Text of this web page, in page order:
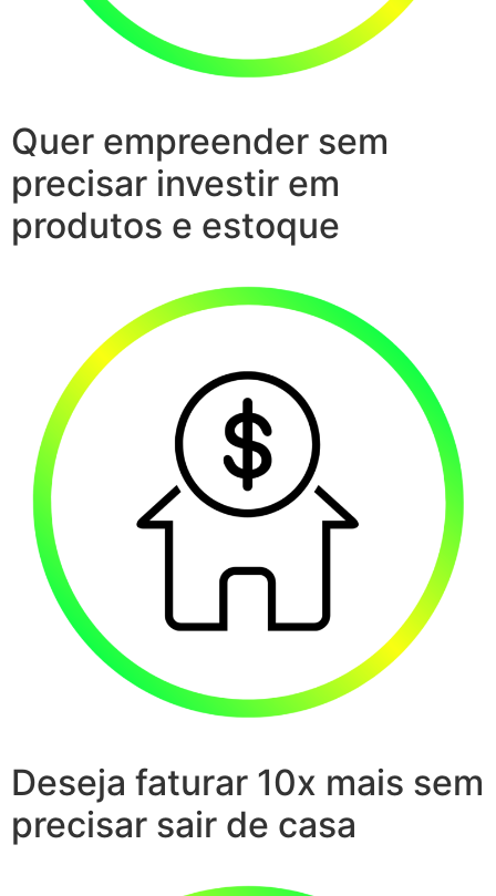
Quer empreender sem
precisar investir em
produtos e estoque
Deseja faturar 10x mais sem
precisar sair de casa